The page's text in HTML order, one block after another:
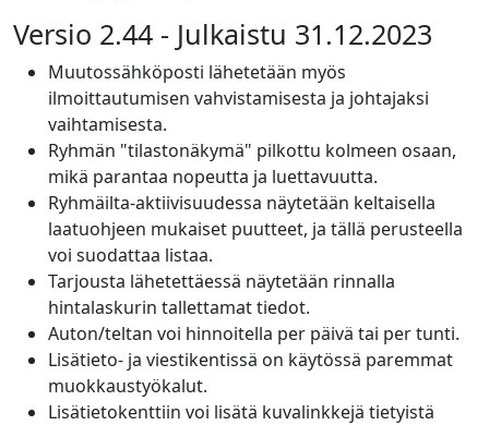
Versio 2.44 - Julkaistu 31.12.2023
Muutossähköposti lähetetään myös
ilmoittautumisen vahvistamisesta ja johtajaksi
vaihtamisesta.
Ryhmän "tilastonäkymä" pilkottu kolmeen osaan,
mikä parantaa nopeutta ja luettavuutta.
Ryhmäilta-aktiivisuudessa näytetään keltaisella
laatuohjeen mukaiset puutteet, ja tällä perusteella
voi suodattaa listaa.
Tarjousta lähetettäessä näytetään rinnalla
hintalaskurin tallettamat tiedot.
Auton/teltan voi hinnoitella per päivä tai per tunti.
Lisätieto- ja viestikentissä on käytössä paremmat
muokkaustyökalut.
Lisätietokenttiin voi lisätä kuvalinkkejä tietyistä